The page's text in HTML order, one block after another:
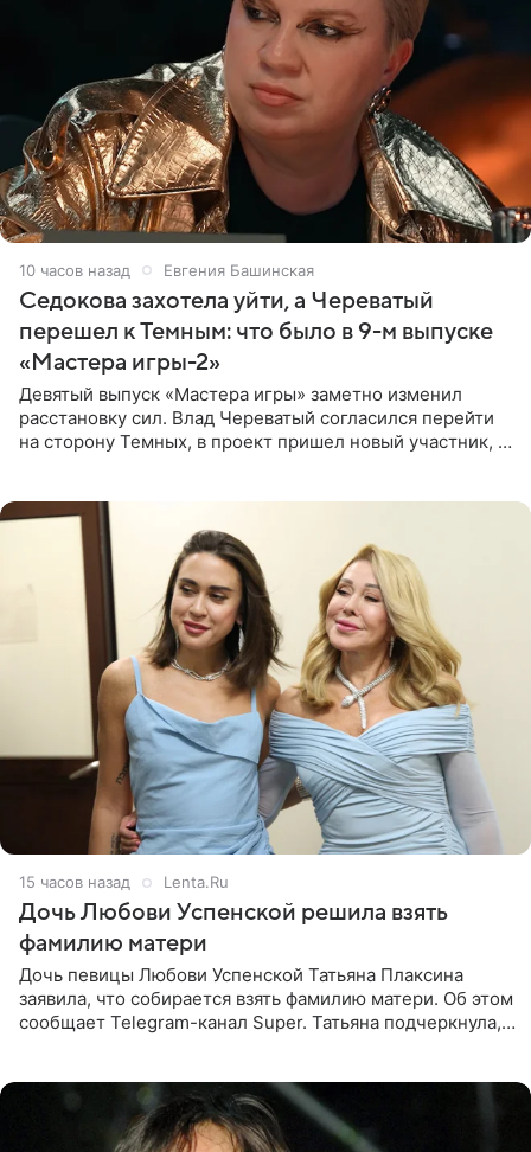
10 часов назад Евгения Башинская
Седокова захотела уйти, а Череватый
перешел к Темным: что было в 9-м выпуске
«Мастера игры-2»
Девятый выпуск «Мастера игры» заметно изменил
расстановку сил. Влад Череватый согласился перейти
на сторону Темных, в проект пришел новый участник, а
15 часов назад Lenta.Ru
Дочь Любови Успенской решила взять
фамилию матери
Дочь певицы Любови Успенской Татьяна Плаксина
заявила, что собирается взять фамилию матери. Об этом
сообщает Telegram-канал Super. Татьяна подчеркнула,